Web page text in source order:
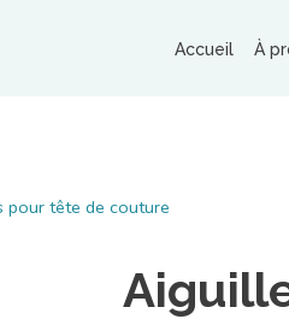
Accueil À
pour tête de couture